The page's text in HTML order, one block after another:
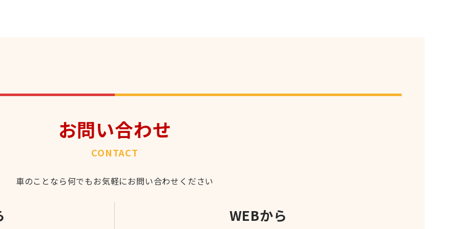
お問い合わせ
CONTACT
車のことなら何でもお気軽にお問い合わせください
WEBから